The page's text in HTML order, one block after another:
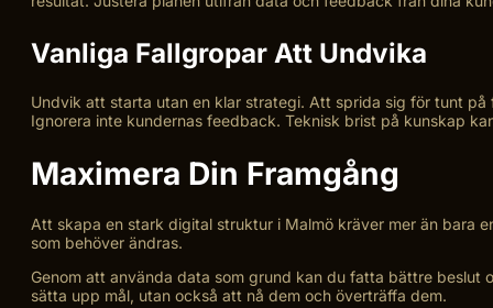
Vanliga Fallgropar Att Undvika
Undvik att starta utan en klar strategi. Att sprida sig för tunt
Ignorera inte kundernas feedback. Teknisk brist på kunskap
Maximera Din Framgång
Att skapa en stark digital struktur i Malmö kräver mer än bara
som behöver ändras.
Genom att använda data som grund kan du fatta bättre
sätta upp mål, utan också att nå dem och överträffa dem.